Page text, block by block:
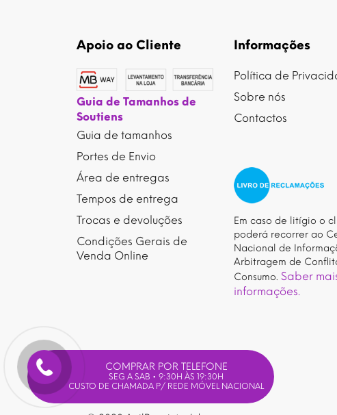
Apoio ao Cliente
Guia de Tamanhos de
Soutiens
Guia de tamanhos
Portes de Envio
Área de entregas
Tempos de entrega
Trocas e devoluções
Condições Gerais de
Venda Online
Informações
Política de
Sobre nós
Contactos
Em caso de litígio o
poderá recorrer ao
Nacional de
Arbitragem de
Consumo. Saber
informações.
COMPRAR POR TELEFONE
SEG A SAB • 9:30H ÀS 19:30H
CUSTO DE CHAMADA P/ REDE MÓVEL NACIONAL